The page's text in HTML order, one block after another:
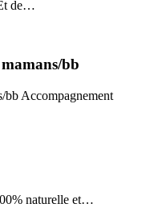
de…
bb
bb Accompagnement
naturelle et…